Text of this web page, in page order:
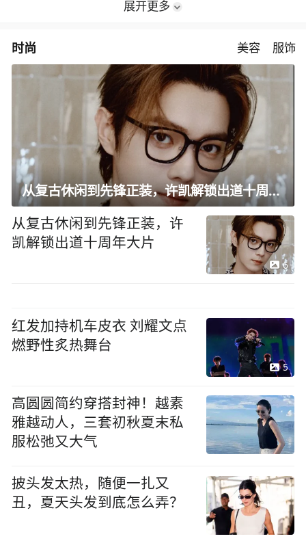
展开更多
时尚 美容 服饰
从复古休闲到先锋正装，许凯解锁出道十周年大片
从复古休闲到先锋正装，许
凯解锁出道十周年大片
6
红发加持机车皮衣 刘耀文点
燃野性炙热舞台
5
高圆圆简约穿搭封神！越素
雅越动人，三套初秋夏末私
服松弛又大气
披头发太热，随便一扎又
丑，夏天头发到底怎么弄？